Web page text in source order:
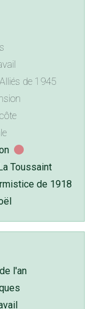
de 1945
Toussaint
de 1918
l'an